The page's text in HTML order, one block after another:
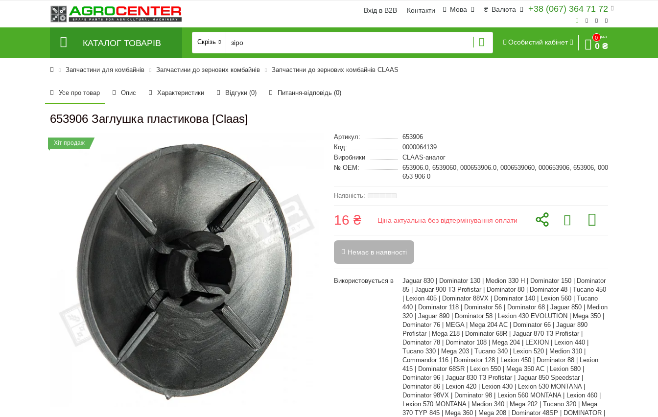
+38 (067) 364 71 72
₴ Валюта
Мова
Вхід в B2B Контакти
КАТАЛОГ ТОВАРІВ Скрізь Особистий кабінет
0
Сума
0 ₴
Запчастини для комбайнів Запчастини до зернових комбайнів Запчастини до зернових комбайнів CLAAS
Усе про товар Опис Характеристики Відгуки (0) Питання-відповідь (0)
653906 Заглушка пластикова [Claas]
Хіт продаж
Артикул:
653906
Код:
0000064139
Виробники
CLAAS-аналог
№ OEM:
653906.0, 6539060, 000653906.0, 0006539060, 000653906, 653906, 000
653 906 0
16 ₴ Ціна актуальна без відтермінування оплати
Немає в наявності
Використовується в
Jaguar 830 | Dominator 130 | Medion 330 H | Dominator 150 | Dominator
85 | Jaguar 900 T3 Profistar | Dominator 80 | Dominator 48 | Tucano 450
| Lexion 405 | Dominator 88VX | Dominator 140 | Lexion 560 | Tucano
440 | Dominator 118 | Dominator 56 | Dominator 68 | Jaguar 850 | Medion
320 | Jaguar 890 | Dominator 58 | Lexion 430 EVOLUTION | Mega 350 |
Dominator 76 | MEGA | Mega 204 AC | Dominator 66 | Jaguar 890
Profistar | Mega 218 | Dominator 68R | Jaguar 870 T3 Profistar |
Dominator 78 | Dominator 108 | Mega 204 | LEXION | Lexion 440 |
Tucano 330 | Mega 203 | Tucano 340 | Lexion 520 | Medion 310 |
Commandor 116 | Dominator 128 | Lexion 450 | Dominator 88 | Lexion
415 | Dominator 68SR | Lexion 550 | Mega 350 AC | Lexion 580 |
Dominator 96 | Jaguar 830 T3 Profistar | Jaguar 850 Speedstar |
Dominator 86 | Lexion 420 | Lexion 430 | Lexion 530 MONTANA |
Dominator 98VX | Dominator 98 | Lexion 560 MONTANA | Lexion 460 |
Lexion 570 MONTANA | Medion 340 | Mega 202 | Tucano 320 | Mega
370 TYP 845 | Mega 360 | Mega 208 | Dominator 48SP | DOMINATOR |